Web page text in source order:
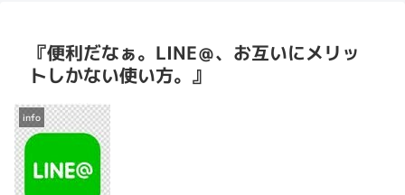
『便利だなぁ。LINE＠、お互いにメリッ
トしかない使い方。』
info